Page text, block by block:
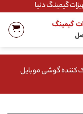
گیمینگ دنیا
کننده گوشی موبایل